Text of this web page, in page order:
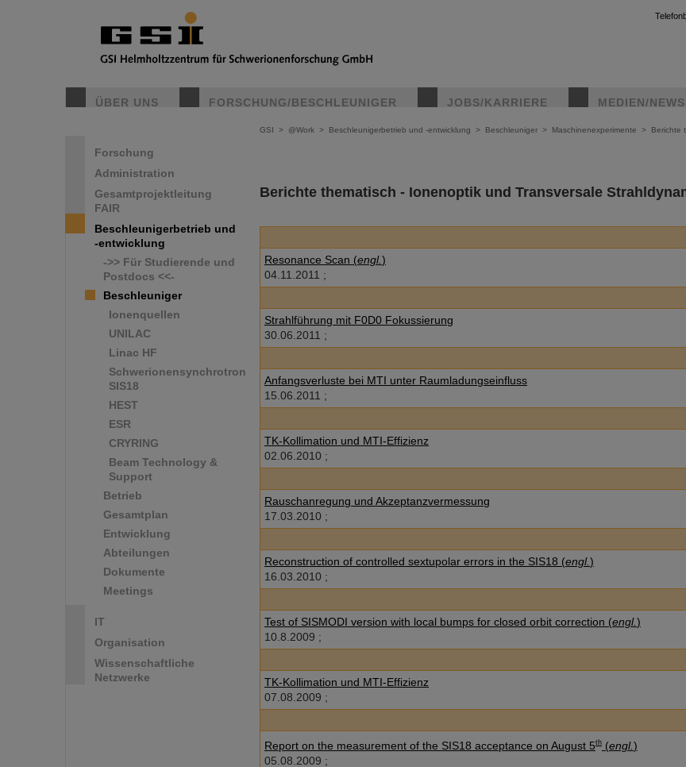
ÜBER UNS FORSCHUNG/BESCHLEUNIGER JOBS/KARRIERE MEDIEN/NEWS
Forschung
Administration
Gesamtprojektleitung
FAIR
Beschleunigerbetrieb und
-entwicklung
->> Für Studierende und
Postdocs <<-
Beschleuniger
Ionenquellen
UNILAC
Linac HF
Schwerionensynchrotron
SIS18
HEST
ESR
CRYRING
Beam Technology &
Support
Betrieb
Gesamtplan
Entwicklung
Abteilungen
Dokumente
Meetings
IT
Organisation
Wissenschaftliche
Netzwerke
GSI > @Work > Beschleunigerbetrieb und -entwicklung > Beschleuniger > Maschinenexperimente > Berichte
Berichte thematisch - Ionenoptik und Transversale
Resonance Scan (engl.)
04.11.2011 ;
Strahlführung mit F0D0 Fokussierung
30.06.2011 ;
Anfangsverluste bei MTI unter Raumladungseinfluss
15.06.2011 ;
TK-Kollimation und MTI-Effizienz
02.06.2010 ;
Rauschanregung und Akzeptanzvermessung
17.03.2010 ;
Reconstruction of controlled sextupolar errors in the SIS18 (engl.)
16.03.2010 ;
Test of SISMODI version with local bumps for closed orbit correction (engl.)
10.8.2009 ;
TK-Kollimation und MTI-Effizienz
07.08.2009 ;
Report on the measurement of the SIS18 acceptance on August 5th (engl.)
05.08.2009 ;